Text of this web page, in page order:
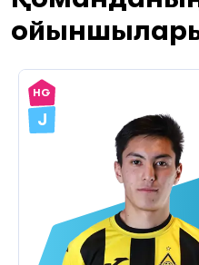
HG
J